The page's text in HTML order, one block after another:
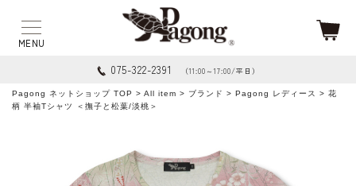
075-322-2391 （11:00～17:00/平日）
Pagong ネットショップ TOP > All item > ブランド > Pagong レディース
> 花
柄 半袖Tシャツ ＜撫子と松葉/淡桃＞